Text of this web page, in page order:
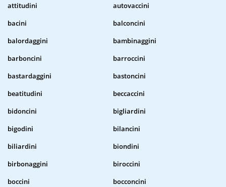
attitudini
autovaccini
bacini
balconcini
balordaggini
bambinaggini
barboncini
barroccini
bastardaggini
bastoncini
beatitudini
beccaccini
bidoncini
bigliardini
bigodini
bilancini
biliardini
biondini
birbonaggini
biroccini
boccini
bocconcini